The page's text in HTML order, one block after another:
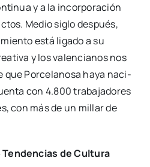
y a la incor­po­ra­ción
Medio siglo des­pués,
está liga­do a su
y los valen­cia­nos nos
que Por­ce­la­no­sa haya naci­
con 4.800 tra­ba­ja­do­res
con más de un millar de
Ten­den­cias de Cul­tu­ra